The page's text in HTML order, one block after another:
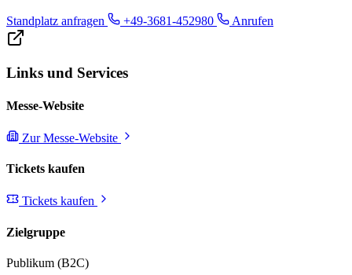
Standplatz anfragen +49-3681-452980 Anrufen
Links und Services
Messe-Website
Zur Messe-Website
Tickets kaufen
Tickets kaufen
Zielgruppe
Publikum (B2C)